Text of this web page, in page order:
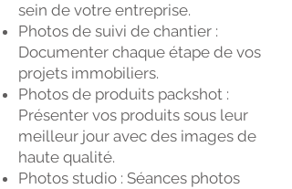
sein de votre entreprise.
Photos de suivi de chantier :
Documenter chaque étape de vos
projets immobiliers.
Photos de produits packshot :
Présenter vos produits sous leur
meilleur jour avec des images de
haute qualité.
Photos studio : Séances photos